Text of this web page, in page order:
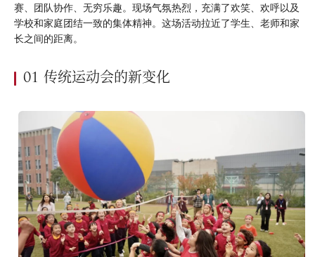
赛、团队协作、无穷乐趣。现场气氛热烈，充满了欢笑、欢呼以及
学校和家庭团结一致的集体精神。这场活动拉近了学生、老师和家
长之间的距离。
01 传统运动会的新变化